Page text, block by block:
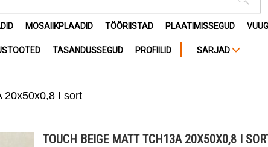
MOSAIIKPLAADID TÖÖRIISTAD PLAATIMISSEGUD
TASANDUSSEGUD PROFIILID SARJAD
20x50x0,8 I sort
TOUCH BEIGE MATT TCH13A 20X50X0,8 I